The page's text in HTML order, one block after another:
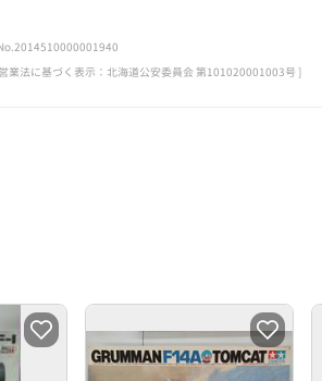
業法に基づく表示：北海道公安委員会 第101020001003号 ]